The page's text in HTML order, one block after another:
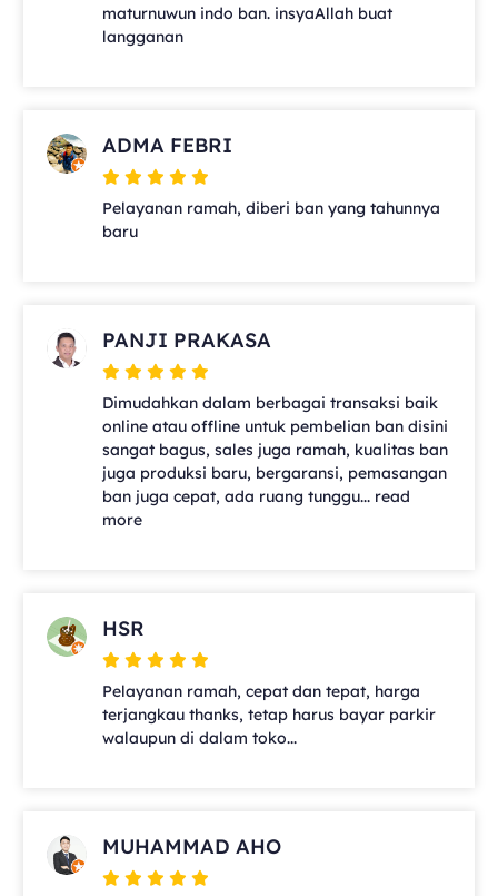
maturnuwun indo ban. insyaAllah buat
langganan
ADMA FEBRI
Pelayanan ramah, diberi ban yang tahunnya
baru
PANJI PRAKASA
Dimudahkan dalam berbagai transaksi baik
online atau offline untuk pembelian ban disini
sangat bagus, sales juga ramah, kualitas ban
juga produksi baru, bergaransi, pemasangan
ban juga cepat, ada ruang tunggu... read
more
HSR
Pelayanan ramah, cepat dan tepat, harga
terjangkau thanks, tetap harus bayar parkir
walaupun di dalam toko...
MUHAMMAD AHO